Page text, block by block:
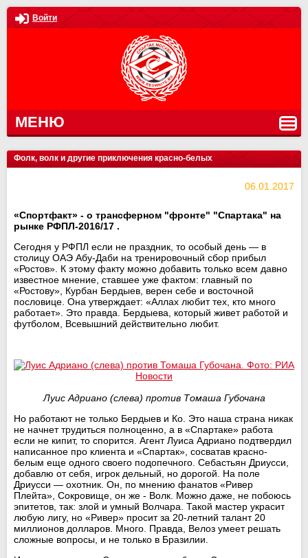
Войти
МЕНЮ
Фолк, волк и другие приключения красно-белых
06.01.2017
«Спортфакт» - о трансферном "фронте" "Спартака" на
рынке РФПЛ-2016/17 .
Сегодня у РФПЛ если не праздник, то особый день — в
столицу ОАЭ Абу-Даби на тренировочный сбор прибыл
«Ростов». К этому факту можно добавить только всем давно
известное мнение, ставшее уже фактом: главный по
«Ростову», Курбан Бердыев, верен себе и восточной
пословице. Она утверждает: «Аллах любит тех, кто много
работает». Это правда. Бердыева, который живет работой и
футболом, Всевышний действительно любит.
Луис Адриано (слева) против Томаша Губочана
Но работают не только Бердыев и Ко. Это наша страна никак
не начнет трудиться полноценно, а в «Спартаке» работа
если не кипит, то спорится. Агент Луиса Адриано подтвердил
написанное про клиента и «Спартак», сосватав красно-
белым еще одного своего подопечного. Себастьян Дриусси,
добавлю от себя, игрок дельный, но дорогой. На поле
Дриусси — охотник. Он, по мнению фанатов «Ривер
Плейта», Сокровище, он же - Волк. Можно даже, не побоюсь
эпитетов, так: злой и умный Волчара. Такой мастер украсит
любую лигу, но «Ривер» просит за 20-летний талант 20
миллионов долларов. Много. Правда, Велоз умеет решать
сложные вопросы, и не только в Бразилии.